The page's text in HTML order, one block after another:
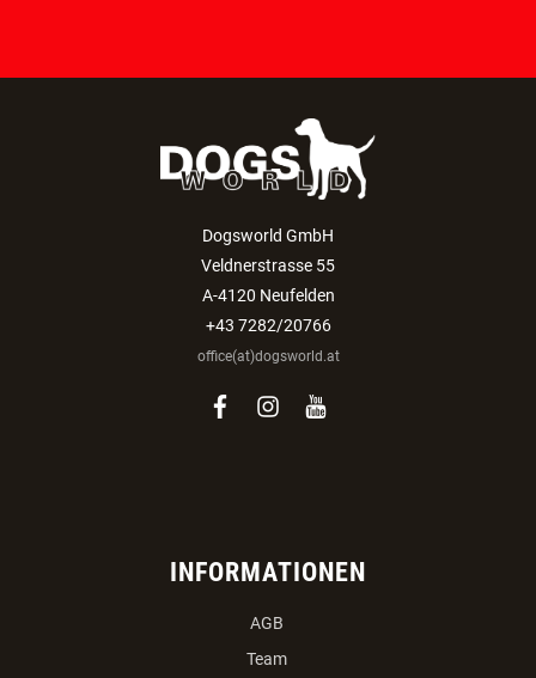
Dogsworld GmbH
Veldnerstrasse 55
A-4120 Neufelden
+43 7282/20766
office(at)dogsworld.at
facebook
instagram
youtube
INFORMATIONEN
AGB
Team